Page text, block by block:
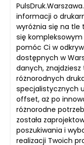
informacji o
wyróżnia się na
się
pomóc Ci w
dostępnych w
danych,
różnorodnych
specjalistycznych
offset, aż po
różnorodne
została
poszukiwania i
realizacji Twoich